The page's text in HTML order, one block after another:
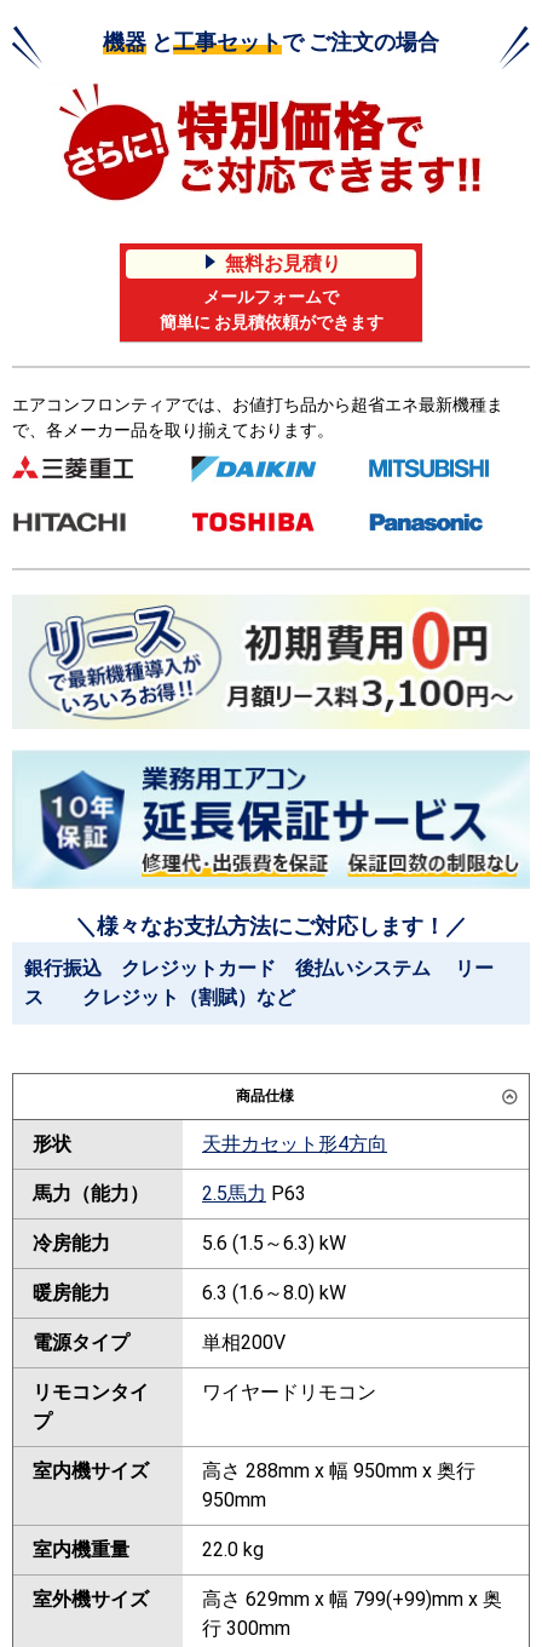
機器 と工事セットで ご注文の場合
無料お見積り
メールフォームで
簡単に お見積依頼ができます
エアコンフロンティアでは、お値打ち品から超省エネ最新機種ま
で、各メーカー品を取り揃えております。
＼様々なお支払方法にご対応します！／
銀行振込 クレジットカード 後払いシステム リー
ス クレジット（割賦）など
商品仕様
形状 天井カセット形4方向
馬力（能力） 2.5馬力 P63
冷房能力 5.6 (1.5～6.3) kW
暖房能力 6.3 (1.6～8.0) kW
電源タイプ 単相200V
リモコンタイ
プ
ワイヤードリモコン
室内機サイズ
高さ 288mm x 幅 950mm x 奥行
950mm
室内機重量 22.0 kg
室外機サイズ
高さ 629mm x 幅 799(+99)mm x 奥
行 300mm